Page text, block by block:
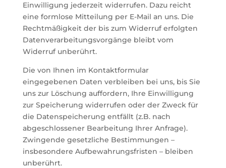
Einwilligung jederzeit widerrufen. Dazu reicht
eine formlose Mitteilung per E-Mail an uns. Die
Rechtmäßigkeit der bis zum Widerruf erfolgten
Datenverarbeitungsvorgänge bleibt vom
Widerruf unberührt.
Die von Ihnen im Kontaktformular
eingegebenen Daten verbleiben bei uns, bis Sie
uns zur Löschung auffordern, Ihre Einwilligung
zur Speicherung widerrufen oder der Zweck für
die Datenspeicherung entfällt (z.B. nach
abgeschlossener Bearbeitung Ihrer Anfrage).
Zwingende gesetzliche Bestimmungen –
insbesondere Aufbewahrungsfristen – bleiben
unberührt.